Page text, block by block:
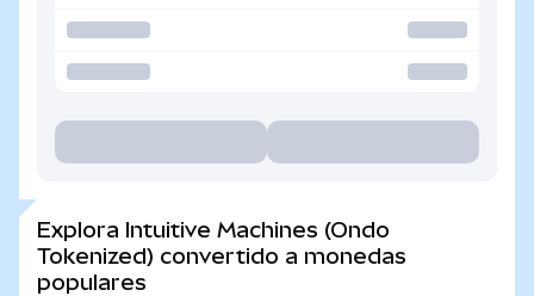
Explora Intuitive Machines (Ondo
Tokenized) convertido a monedas
populares